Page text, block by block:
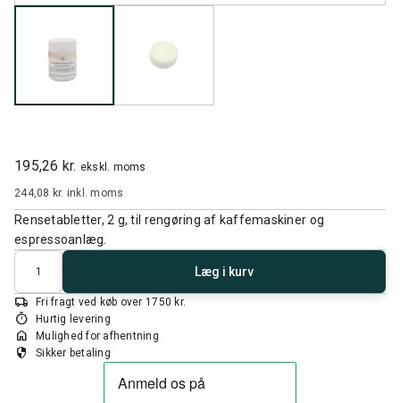
195,26 kr. ekskl. moms
244,08 kr. inkl. moms
Rensetabletter, 2 g, til rengøring af kaffemaskiner og
espressoanlæg.
Antal
Læg i kurv
local_shipping Fri fragt ved køb over 1750 kr.
timer Hurtig levering
home Mulighed for afhentning
security Sikker betaling